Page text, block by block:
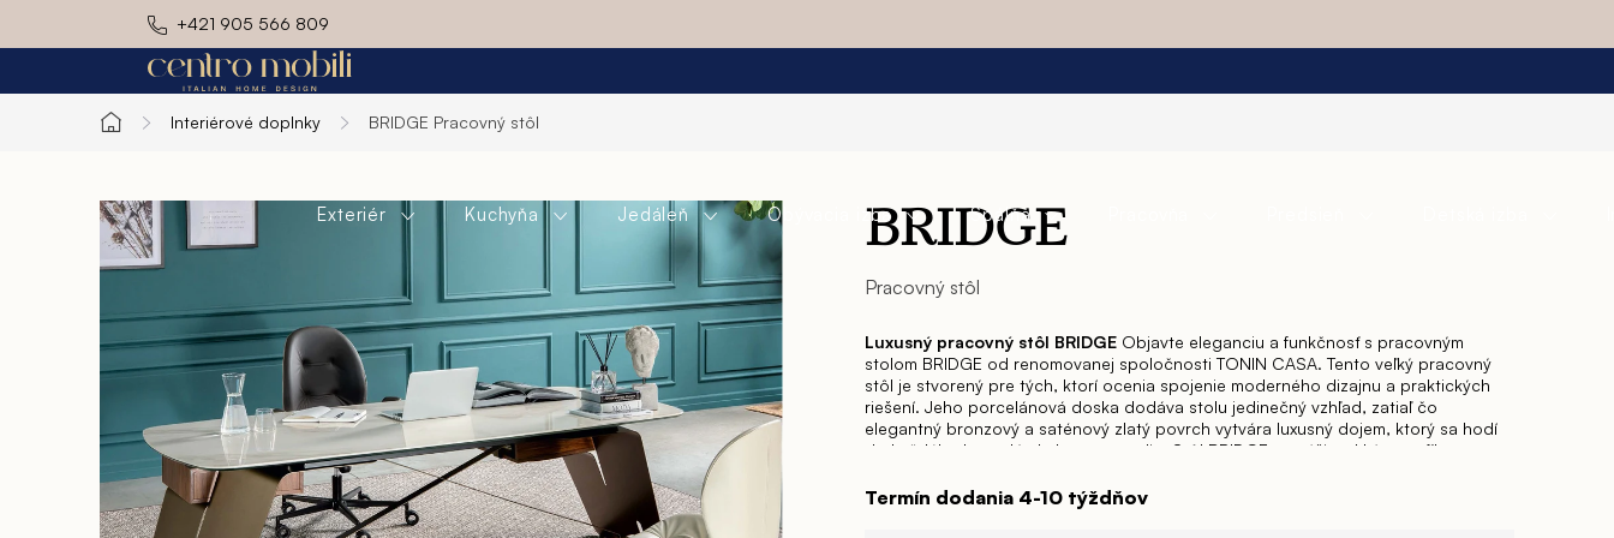
+421 905 566 809
Exteriér Kuchyňa Jedáleň Obývacia izba Spálňa
Domov
Interiérové doplnky BRIDGE Pracovný stôl
BRIDGE
Pracovný stôl
Luxusný pracovný stôl BRIDGE Objavte eleganciu a funkčnosť s pracovným
stolom BRIDGE od renomovanej spoločnosti TONIN CASA. Tento veľký pracovný
stôl je stvorený pre tých, ktorí ocenia spojenie moderného dizajnu a praktických
riešení. Jeho porcelánová doska dodáva stolu jedinečný vzhľad, zatiaľ čo
elegantný bronzový a saténový zlatý povrch vytvára luxusný dojem, ktorý sa hodí
do každého kancelárskeho prostredia.
Stôl BRIDGE sa pýši mäkkým profilom a
dlhých pracovných hodín. Jeho dizajn je premyslený tak, aby podporoval
otvorenosť a dialóg, čo je symbolizované názvom „Bridge“ – most. Tento stôl je
Termín dodania 4-10 týždňov